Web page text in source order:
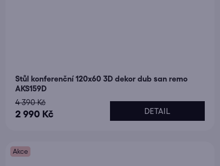
Stůl konferenční 120x60 3D dekor dub san remo
AKS159D
2 990 Kč
4 390 Kč
DETAIL
Akce